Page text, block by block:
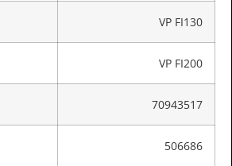
VP FI130
VP FI200
70943517
506686